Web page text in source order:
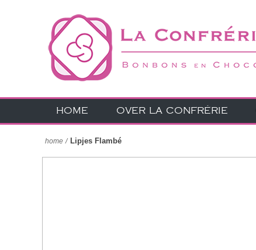
HOME OVER LA CONFRÉRIE
home / Lipjes Flambé